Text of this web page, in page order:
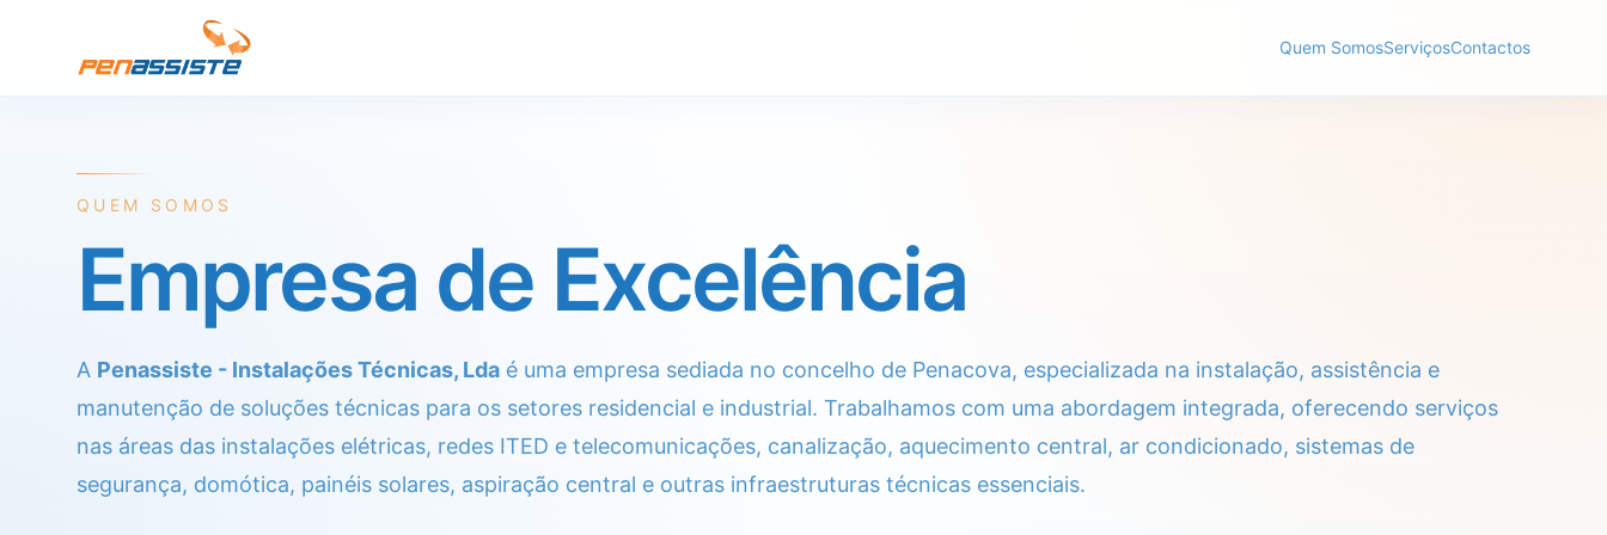
Quem SomosServiçosContactos
QUEM SOMOS
Empresa de Excelência
A Penassiste - Instalações Técnicas, Lda é uma empresa sediada no concelho de Penacova, especializada na instalação, assistência e
manutenção de soluções técnicas para os setores residencial e industrial. Trabalhamos com uma abordagem integrada, oferecendo serviços
nas áreas das instalações elétricas, redes ITED e telecomunicações, canalização, aquecimento central, ar condicionado, sistemas de
segurança, domótica, painéis solares, aspiração central e outras infraestruturas técnicas essenciais.